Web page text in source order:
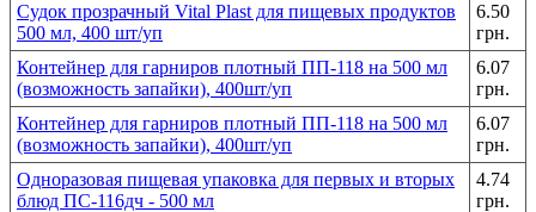
Судок прозрачный Vital Plast для пищевых продуктов
500 мл, 400 шт/уп
6.50
грн.
Контейнер для гарниров плотный ПП-118 на 500 мл
(возможность запайки), 400шт/уп
6.07
грн.
Контейнер для гарниров плотный ПП-118 на 500 мл
(возможность запайки), 400шт/уп
6.07
грн.
Одноразовая пищевая упаковка для первых и вторых
блюд ПС-116дч - 500 мл
4.74
грн.